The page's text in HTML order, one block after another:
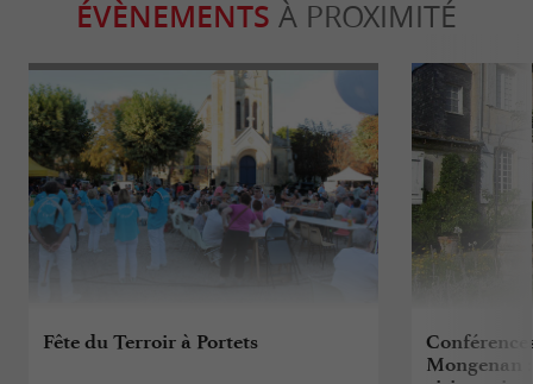
ÉVÈNEMENTS À PROXIMITÉ
Fête du Terroir à Portets
Mongenan